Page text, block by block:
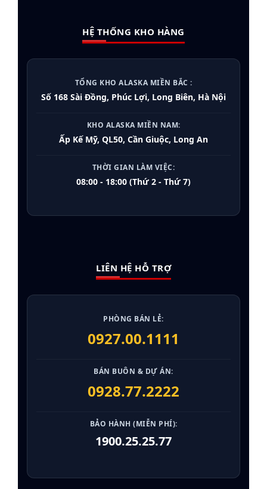
HỆ THỐNG KHO HÀNG
TỔNG KHO ALASKA MIỀN BẮC :
Số 168 Sài Đồng, Phúc Lợi, Long Biên, Hà Nội
KHO ALASKA MIỀN NAM:
Ấp Kế Mỹ, QL50, Cần Giuộc, Long An
THỜI GIAN LÀM VIỆC:
08:00 - 18:00 (Thứ 2 - Thứ 7)
LIÊN HỆ HỖ TRỢ
PHÒNG BÁN LẺ:
0927.00.1111
BÁN BUÔN & DỰ ÁN:
0928.77.2222
BẢO HÀNH (MIỄN PHÍ):
1900.25.25.77